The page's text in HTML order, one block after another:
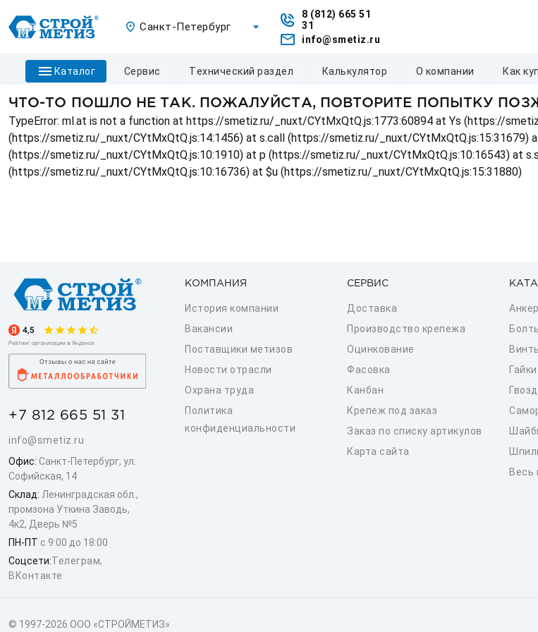
Санкт-Петербург
8 (812) 665 51
31
info@smetiz.ru
каталог сервис технический раздел калькулятор о компании как
ЧТО-ТО ПОШЛО НЕ ТАК. ПОЖАЛУЙСТА, ПОВТОРИТЕ ПОПЫТКУ
TypeError: ml.at is not a function at https://smetiz.ru/_nuxt/CYtMxQtQ.js:1773:60894 at Ys (https://
(https://smetiz.ru/_nuxt/CYtMxQtQ.js:14:1456) at s.call (https://smetiz.ru/_nuxt/CYtMxQtQ.js:15:31679)
(https://smetiz.ru/_nuxt/CYtMxQtQ.js:10:1910) at p (https://smetiz.ru/_nuxt/CYtMxQtQ.js:10:16543) at
(https://smetiz.ru/_nuxt/CYtMxQtQ.js:10:16736) at $u (https://smetiz.ru/_nuxt/CYtMxQtQ.js:15:31880)
+7 812 665 51 31
info@smetiz.ru
Офис: Санкт-Петербург, ул.
Софийская, 14
Склад: Ленинградская обл.,
промзона Уткина Заводь,
4к2, Дверь №5
ПН-ПТ с 9:00 до 18:00
Соцсети:Телеграм,
ВКонтакте
КОМПАНИЯ
История компании
Вакансии
Поставщики метизов
Новости отрасли
Охрана труда
Политика
конфиденциальности
СЕРВИС
Доставка
Производство крепежа
Оцинкование
Фасовка
Канбан
Крепеж под заказ
Заказ по списку артикулов
Карта сайта
Гайки
Весь
© 1997-2026 ООО «СТРОЙМЕТИЗ»